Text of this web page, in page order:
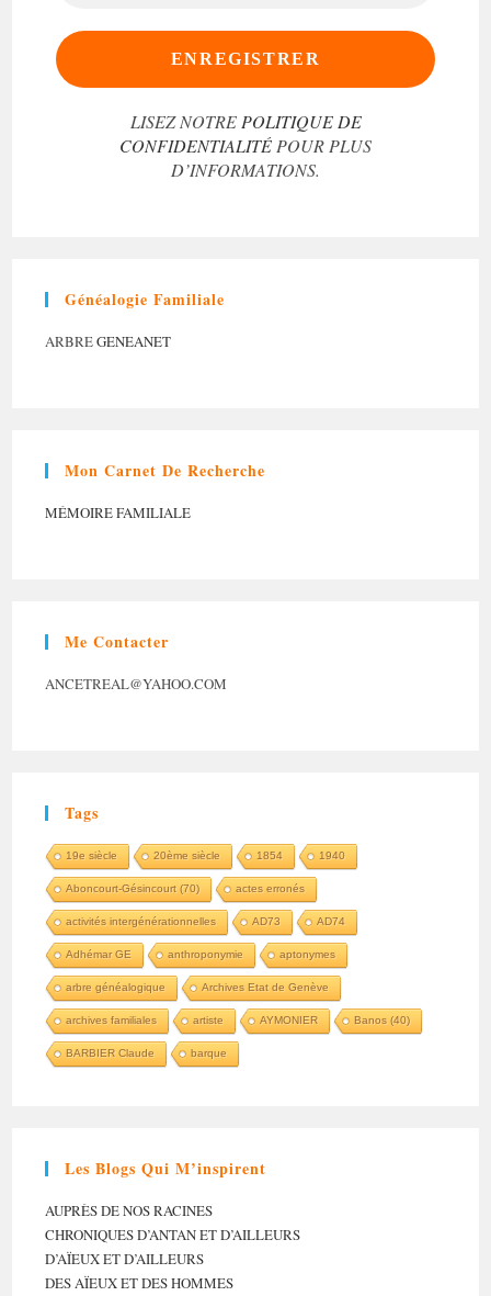
LISEZ NOTRE POLITIQUE DE
CONFIDENTIALITÉ POUR PLUS
D’INFORMATIONS.
Généalogie Familiale
ARBREGENEANET
Mon Carnet De Recherche
MÉMOIRE FAMILIALE
Me Contacter
ANCETREAL@YAHOO.COM
Tags
19e siècle 20ème siècle 1854 1940
Aboncourt-Gésincourt (70) actes erronés
activités intergénérationnelles AD73 AD74
Adhémar GE anthroponymie aptonymes
arbre généalogique Archives Etat de Genève
archives familiales artiste AYMONIER Banos (40)
BARBIER Claude barque
Les Blogs Qui M’inspirent
AUPRÈS DE NOS RACINES
CHRONIQUES D’ANTAN ET D’AILLEURS
D’AÏEUX ET D’AILLEURS
DES AÏEUX ET DES HOMMES